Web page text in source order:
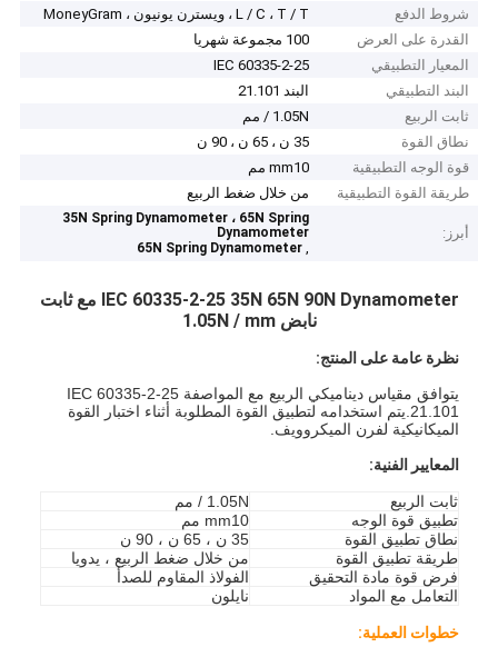
شروط الدفع
L / C ، T / T ، ويسترن يونيون ، MoneyGram
القدرة على العرض
100 مجموعة شهريا
المعيار التطبيقي
IEC 60335-2-25
البند التطبيقي
البند 21.101
ثابت الربيع
1.05N / مم
نطاق القوة
35 ن ، 65 ن ، 90 ن
قوة الوجه التطبيقية
mm10 مم
طريقة القوة التطبيقية
من خلال ضغط الربيع
أبرز:
35N Spring Dynamometer ، 65N Spring
Dynamometer
,
65N Spring Dynamometer
IEC 60335-2-25 35N 65N 90N Dynamometer مع ثابت
نابض 1.05N / mm
نظرة عامة على المنتج:
يتوافق مقياس ديناميكي الربيع مع المواصفة IEC 60335-2-25
21.101.يتم استخدامه لتطبيق القوة المطلوبة أثناء اختبار القوة
الميكانيكية لفرن الميكروويف.
المعايير الفنية:
ثابت الربيع
1.05N / مم
تطبيق قوة الوجه
mm10 مم
نطاق تطبيق القوة
35 ن ، 65 ن ، 90 ن
طريقة تطبيق القوة
من خلال ضغط الربيع ، يدويا
فرض قوة مادة التحقيق
الفولاذ المقاوم للصدأ
التعامل مع المواد
نايلون
خطوات العملية: